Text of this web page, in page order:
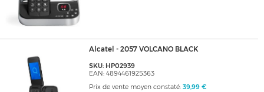
Alcatel - 2057 VOLCANO BLACK
SKU: HP02939
EAN: 4894461925363
Prix de vente moyen constaté: 39,99 €